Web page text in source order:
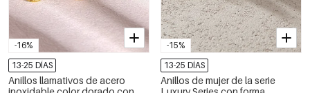
-16%
13-25 DÍAS
Anillos llamativos de acero
-15%
13-25 DÍAS
Anillos de mujer de la serie